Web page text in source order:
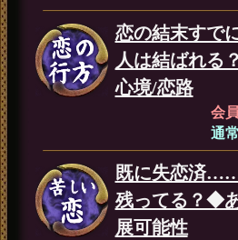
恋の結末すで
人は結ばれる
心境/恋路
会
通
既に失恋済
残ってる？◆
展可能性